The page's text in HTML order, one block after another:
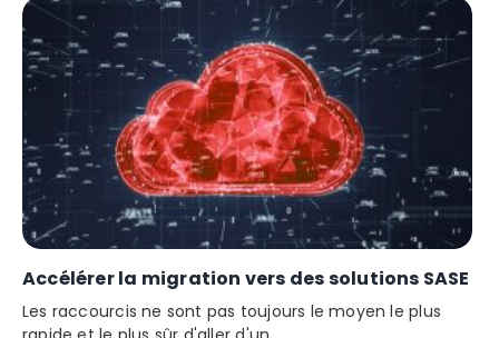
Accélérer la migration vers des solutions SASE
Les raccourcis ne sont pas toujours le moyen le plus